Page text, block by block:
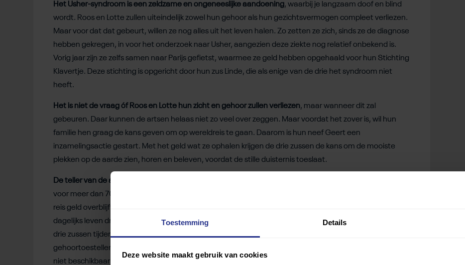
Toestemming Details
Deze website maakt gebruik van cookies
Het Usher-syndroom is een zeldzame en ongeneeslijke aandoening, waarbij je langzaam doof en blind
wordt. Roos en Lotte zullen uiteindelijk zowel hun gehoor als hun gezichtsvermogen compleet verliezen.
Maar voor dat dat gebeurt, willen ze nog alles uit het leven halen. Zo zetten ze zich, sinds ze de diagnose
hebben gekregen, in voor het onderzoek naar Usher, aangezien deze ziekte nog relatief onbekend is.
Vorig jaar zijn ze zelfs samen naar Parijs gefietst, waarmee ze geld hebben opgehaald voor hun Stichting
Klavertje. Deze stichting is opgericht door hun zus Linde, die als enige van de drie het syndroom niet
heeft.
Het is niet de vraag óf Roos en Lotte hun zicht en gehoor zullen verliezen, maar wanneer dit zal
gebeuren. Daar kunnen de artsen helaas niet zo veel over zeggen. Maar voordat het zover is, wil hun
familie hen graag de kans geven om op wereldreis te gaan. Daarom is hun neef Geert een
inzamelingsactie gestart. Met het geld wat ze ophalen krijgen de drie zussen de kans om de mooiste
plekken op de aarde zien, horen en beleven, voordat de stille duisternis toeslaat.
De teller van de actie staat inmiddels op meer dan 21.000 euro
voor meer dan 70% bereikt. De zussen mogen zelf kiezen wat ze met het geld willen doen. Als er na de
reis geld overblijft, kunnen zij dit gebruiken voor hun stichting, of kan het bewaard worden om het
dagelijks leven draaglijker te maken wanneer Lotte en Roos niet meer kunnen zien. Daarnaast willen de
drie zussen tijdens hun reis ook graag wat terugdoen. Zo hebben zij bijvoorbeeld het plan om oude
gehoortoestellen en brillen in te zamelen, zodat ze deze kunnen uitdelen in landen waar deze middelen
niet beschikbaar zijn.